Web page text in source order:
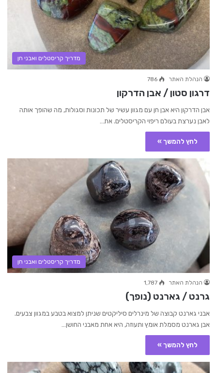
מדריך קריסטלים ואבני חן
הנהלת האתר 786
דרגון סטון / אבן הדרקון
אבן הדרקון היא אבן חן עם מגוון עשיר של תכונות וסגולות, מה שהופך אותה
לאבן נערצת בעולם ריפוי הקריסטלים. את…
לחץ להמשך »
מדריך קריסטלים ואבני חן
הנהלת האתר 1,787
גרנט / גארנט (נופך)
אבני גארנט קבוצה של מינרלים סיליקטים שניתן למצוא בטבע במגוון צבעים.
אבן גארנט מסמלת אומץ ותעוזה, היא אחת מאבני החושן…
לחץ להמשך »